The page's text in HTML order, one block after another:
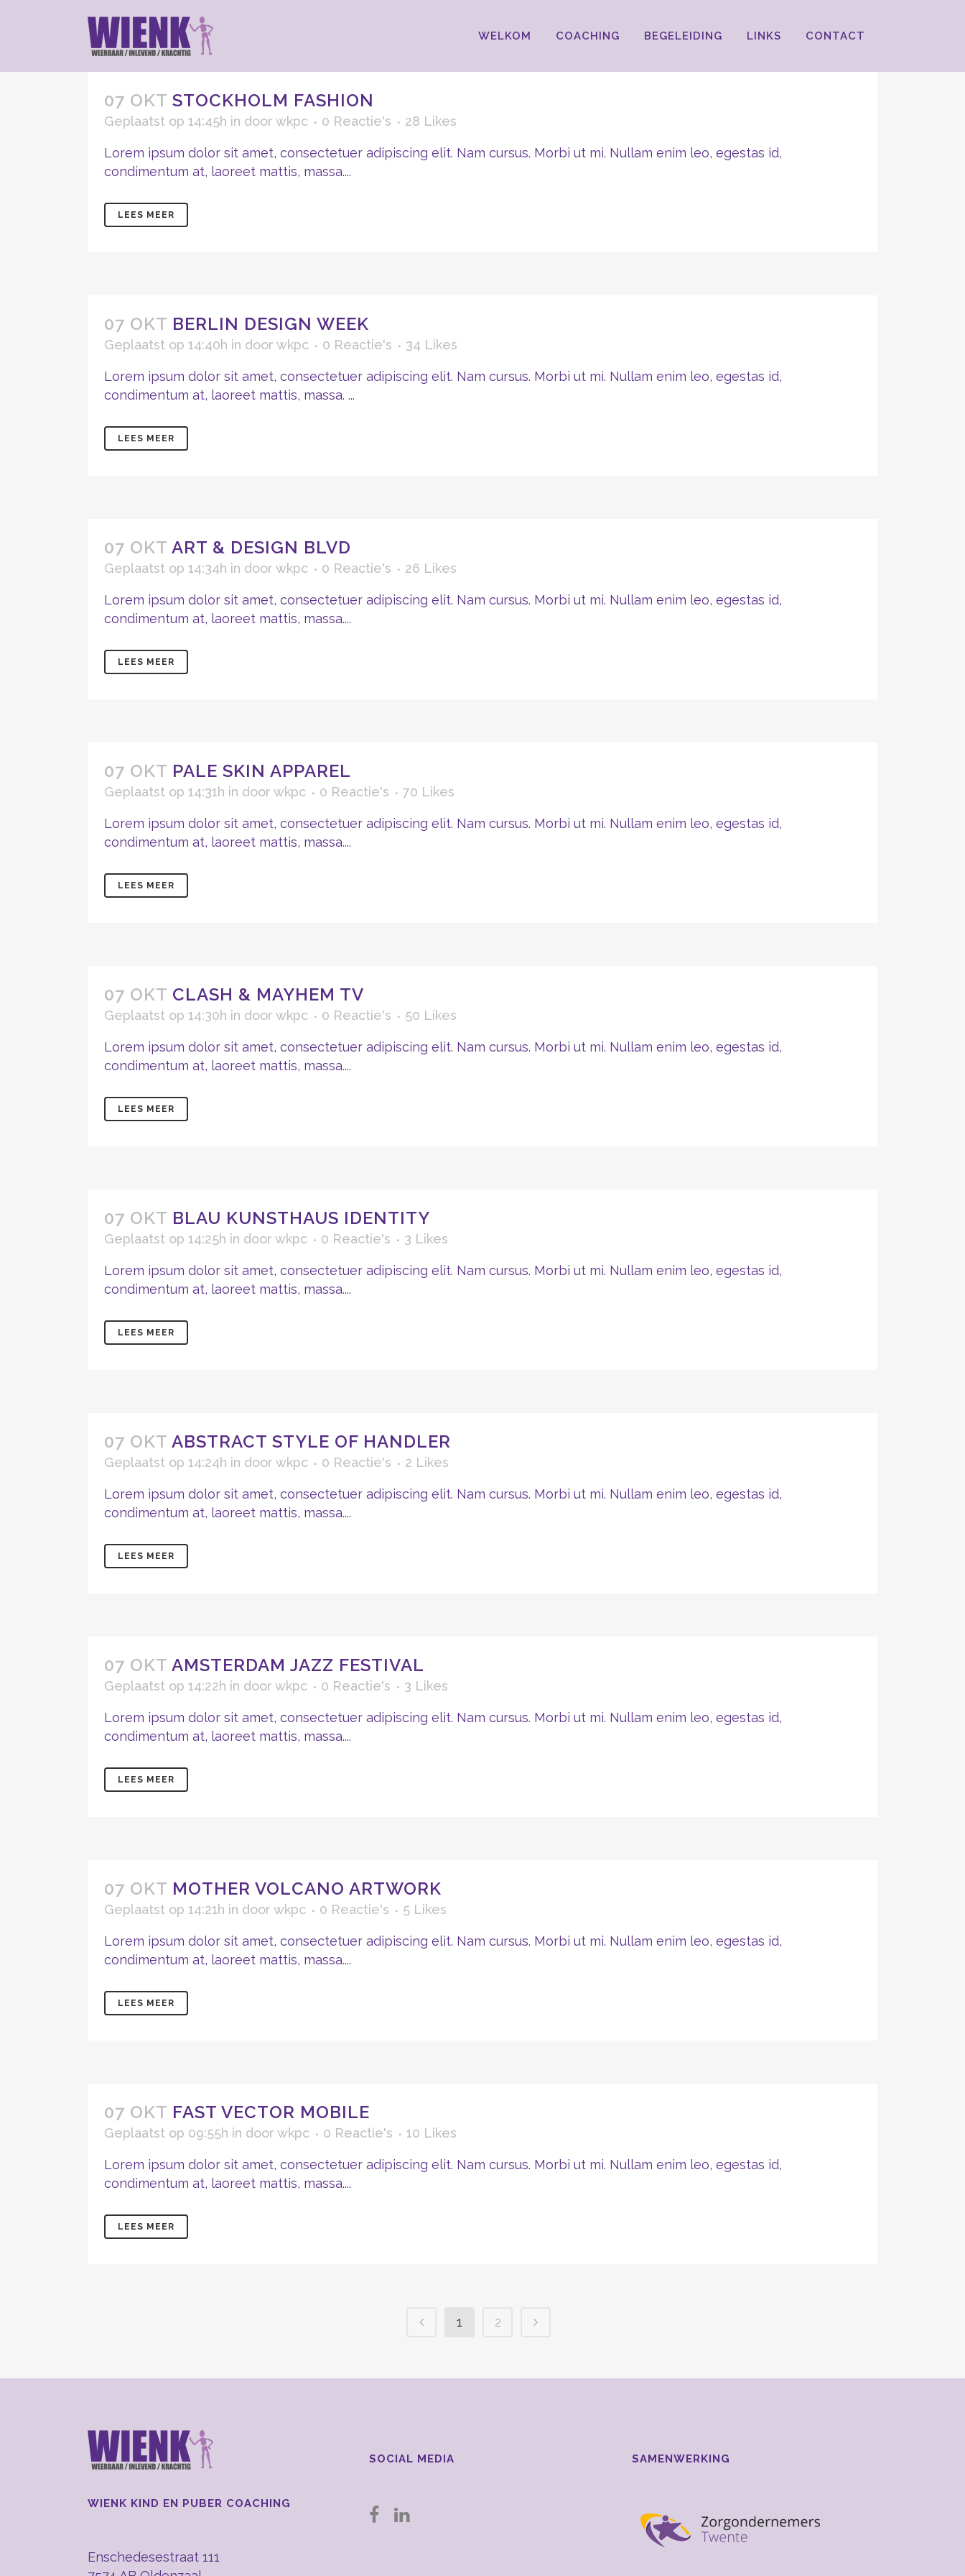
WELKOM COACHING BEGELEIDING LINKS CONTACT
07 OKT STOCKHOLM FASHION
Geplaatst op 14:45h in door wkpc 0 Reactie's 28 Likes
Lorem ipsum dolor sit amet, consectetuer adipiscing elit. Nam cursus. Morbi ut mi. Nullam enim leo, egestas id,
condimentum at, laoreet mattis, massa....
LEES MEER
07 OKT BERLIN DESIGN WEEK
Geplaatst op 14:40h in door wkpc 0 Reactie's 34 Likes
Lorem ipsum dolor sit amet, consectetuer adipiscing elit. Nam cursus. Morbi ut mi. Nullam enim leo, egestas id,
condimentum at, laoreet mattis, massa. ...
LEES MEER
07 OKT ART & DESIGN BLVD
Geplaatst op 14:34h in door wkpc 0 Reactie's 26 Likes
Lorem ipsum dolor sit amet, consectetuer adipiscing elit. Nam cursus. Morbi ut mi. Nullam enim leo, egestas id,
condimentum at, laoreet mattis, massa....
LEES MEER
07 OKT PALE SKIN APPAREL
Geplaatst op 14:31h in door wkpc 0 Reactie's 70 Likes
Lorem ipsum dolor sit amet, consectetuer adipiscing elit. Nam cursus. Morbi ut mi. Nullam enim leo, egestas id,
condimentum at, laoreet mattis, massa....
LEES MEER
07 OKT CLASH & MAYHEM TV
Geplaatst op 14:30h in door wkpc 0 Reactie's 50 Likes
Lorem ipsum dolor sit amet, consectetuer adipiscing elit. Nam cursus. Morbi ut mi. Nullam enim leo, egestas id,
condimentum at, laoreet mattis, massa....
LEES MEER
07 OKT BLAU KUNSTHAUS IDENTITY
Geplaatst op 14:25h in door wkpc 0 Reactie's 3 Likes
Lorem ipsum dolor sit amet, consectetuer adipiscing elit. Nam cursus. Morbi ut mi. Nullam enim leo, egestas id,
condimentum at, laoreet mattis, massa....
LEES MEER
07 OKT ABSTRACT STYLE OF HANDLER
Geplaatst op 14:24h in door wkpc 0 Reactie's 2 Likes
Lorem ipsum dolor sit amet, consectetuer adipiscing elit. Nam cursus. Morbi ut mi. Nullam enim leo, egestas id,
condimentum at, laoreet mattis, massa....
LEES MEER
07 OKT AMSTERDAM JAZZ FESTIVAL
Geplaatst op 14:22h in door wkpc 0 Reactie's 3 Likes
Lorem ipsum dolor sit amet, consectetuer adipiscing elit. Nam cursus. Morbi ut mi. Nullam enim leo, egestas id,
condimentum at, laoreet mattis, massa....
LEES MEER
07 OKT MOTHER VOLCANO ARTWORK
Geplaatst op 14:21h in door wkpc 0 Reactie's 5 Likes
Lorem ipsum dolor sit amet, consectetuer adipiscing elit. Nam cursus. Morbi ut mi. Nullam enim leo, egestas id,
condimentum at, laoreet mattis, massa....
LEES MEER
07 OKT FAST VECTOR MOBILE
Geplaatst op 09:55h in door wkpc 0 Reactie's 10 Likes
Lorem ipsum dolor sit amet, consectetuer adipiscing elit. Nam cursus. Morbi ut mi. Nullam enim leo, egestas id,
condimentum at, laoreet mattis, massa....
LEES MEER
1 2
WIENK KIND EN PUBER COACHING
Enschedesestraat 111
SOCIAL MEDIA SAMENWERKING